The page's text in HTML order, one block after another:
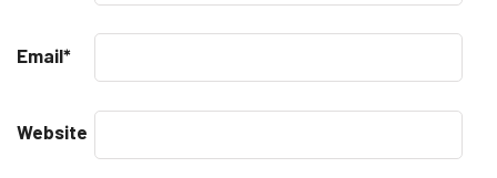
Email*
Website